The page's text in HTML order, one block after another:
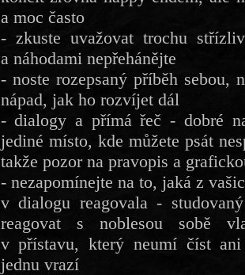
a moc často
- zkuste uvažovat trochu
a náhodami nepřehánějte
- noste rozepsaný příběh sebou,
nápad, jak ho rozvíjet dál
- dialogy a přímá řeč - dobré
jediné místo, kde můžete psát
takže pozor na pravopis a
- nezapomínejte na to, jaká z
v dialogu reagovala -
reagovat s noblesou sobě
v přístavu, který neumí číst
jednu vrazí